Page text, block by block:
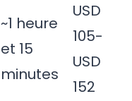
~1 heure
et 15
minutes
USD
105-
USD
152